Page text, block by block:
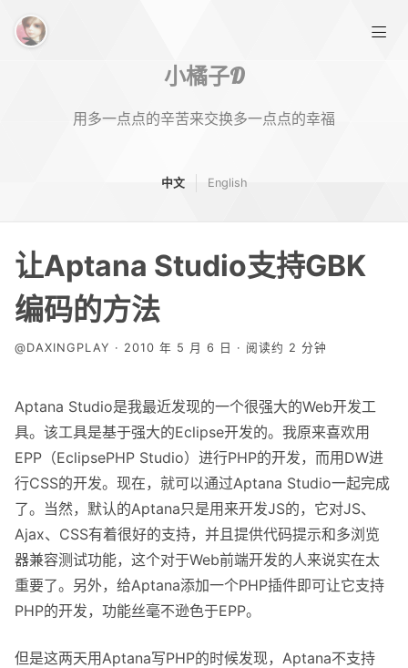
小橘子D
用多一点点的辛苦来交换多一点点的幸福
标签
中文 English
让Aptana Studio支持GBK
编码的方法
@DAXINGPLAY · 2010 年 5 月 6 日 · 阅读约 2 分钟
Aptana Studio是我最近发现的一个很强大的Web开发工
具。该工具是基于强大的Eclipse开发的。我原来喜欢用
EPP（EclipsePHP Studio）进行PHP的开发，而用DW进
行CSS的开发。现在，就可以通过Aptana Studio一起完成
了。当然，默认的Aptana只是用来开发JS的，它对JS、
Ajax、CSS有着很好的支持，并且提供代码提示和多浏览
器兼容测试功能，这个对于Web前端开发的人来说实在太
重要了。另外，给Aptana添加一个PHP插件即可让它支持
PHP的开发，功能丝毫不逊色于EPP。
但是这两天用Aptana写PHP的时候发现，Aptana不支持